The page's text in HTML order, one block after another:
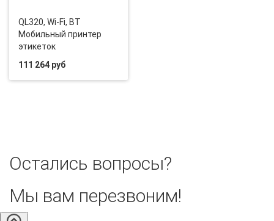
QL320, Wi-Fi, BT
Мобильный принтер
этикеток
111 264 руб
Остались вопросы?
Мы вам перезвоним!